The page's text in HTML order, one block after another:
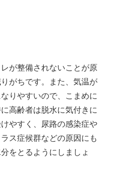
が整備されないことが原
がちです。また、気温が
りやすいので、こまめに
高齢者は脱水に気付きに
やすく、尿路の感染症や
ス症候群などの原因にも
をとるようにしましょ